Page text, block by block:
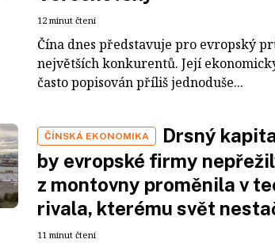
12 minut čtení
Čína dnes představuje pro evropský
největších konkurentů. Její
často popisován příliš jednoduše...
ČÍNSKÁ EKONOMIKA
Drsný
by evropské firmy
z montovny proměnila v
rivala, kterému svět
11 minut čtení